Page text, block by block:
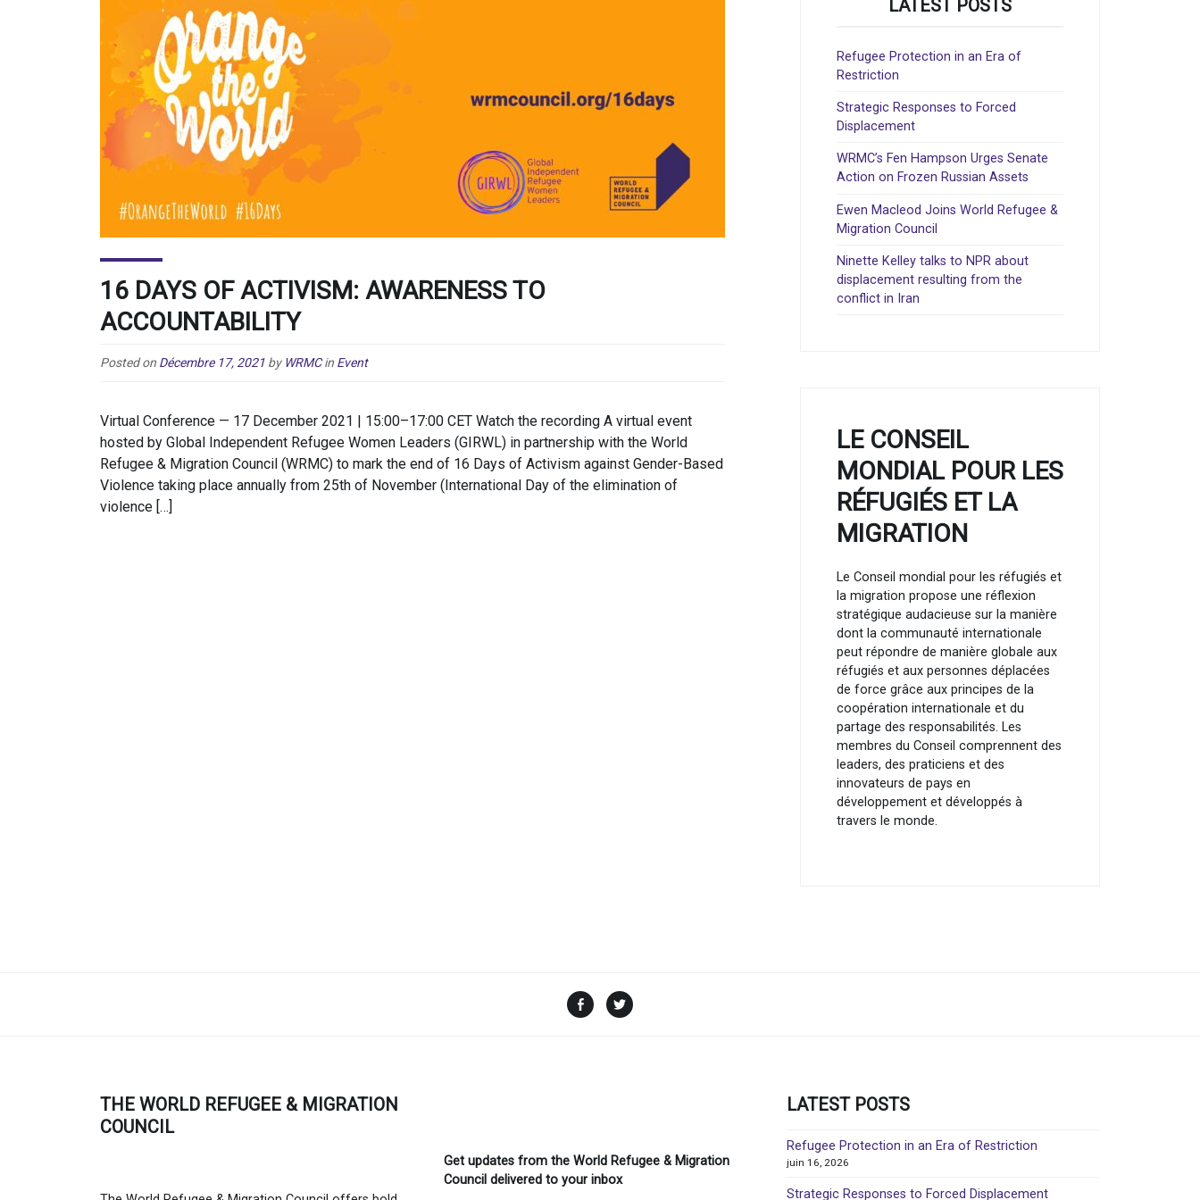
16 DAYS OF ACTIVISM: AWARENESS TO
ACCOUNTABILITY
Posted on Décembre 17, 2021 by WRMC in Event
Virtual Conference — 17 December 2021 | 15:00–17:00 CET Watch the recording A virtual event
hosted by Global Independent Refugee Women Leaders (GIRWL) in partnership with the World
Refugee & Migration Council (WRMC) to mark the end of 16 Days of Activism against Gender-Based
Violence taking place annually from 25th of November (International Day of the elimination of
violence […]
LATEST POSTS
Refugee Protection in an Era of
Restriction
Strategic Responses to Forced
Displacement
WRMC’s Fen Hampson Urges Senate
Action on Frozen Russian Assets
Ewen Macleod Joins World Refugee &
Migration Council
Ninette Kelley talks to NPR about
displacement resulting from the
conflict in Iran
LE CONSEIL
MONDIAL POUR LES
RÉFUGIÉS ET LA
MIGRATION
Le Conseil mondial pour les réfugiés et
la migration propose une réflexion
stratégique audacieuse sur la manière
dont la communauté internationale
peut répondre de manière globale aux
réfugiés et aux personnes déplacées
de force grâce aux principes de la
coopération internationale et du
partage des responsabilités. Les
membres du Conseil comprennent des
leaders, des praticiens et des
innovateurs de pays en
développement et développés à
travers le monde.
Facebook
THE WORLD REFUGEE & MIGRATION
COUNCIL
Get updates from the World Refugee & Migration
Council delivered to your inbox
LATEST POSTS
Refugee Protection in an Era of Restriction
juin 16, 2026
Strategic Responses to Forced Displacement